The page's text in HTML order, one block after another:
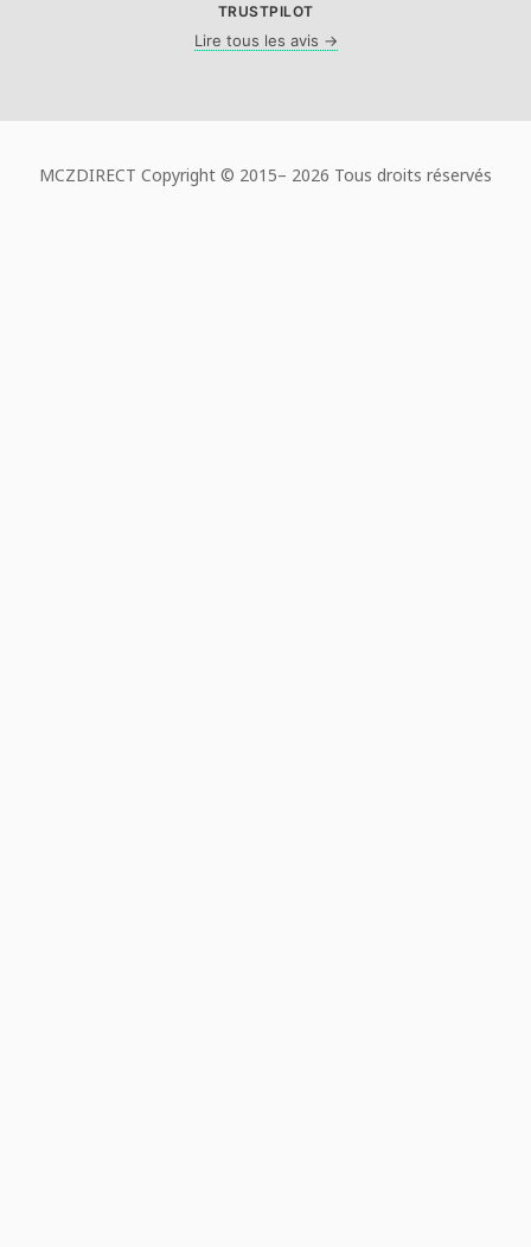
TRUSTPILOT
Lire tous les avis →
MCZDIRECT Copyright © 2015– 2026 Tous droits réservés